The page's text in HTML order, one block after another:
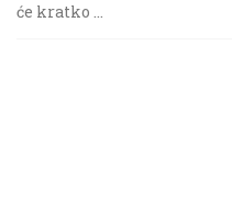
će kratko …